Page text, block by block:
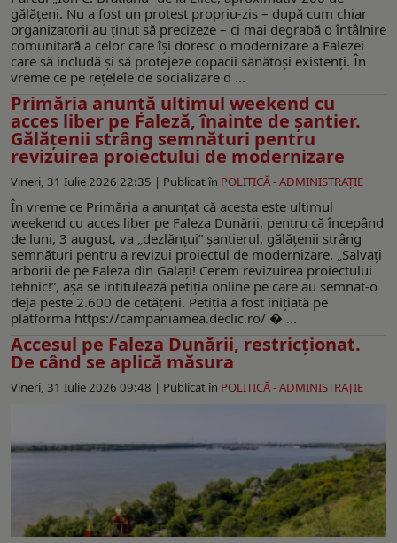
gălăţeni. Nu a fost un protest propriu-zis – după cum chiar
organizatorii au ţinut să precizeze – ci mai degrabă o întâlnire
comunitară a celor care îşi doresc o modernizare a Falezei
care să includă şi să protejeze copacii sănătoşi existenţi. În
vreme ce pe reţelele de socializare d ...
Primăria anunţă ultimul weekend cu
acces liber pe Faleză, înainte de şantier.
Gălăţenii strâng semnături pentru
revizuirea proiectului de modernizare
Vineri, 31 Iulie 2026 22:35 | Publicat în POLITICĂ - ADMINISTRAŢIE
În vreme ce Primăria a anunţat că acesta este ultimul
weekend cu acces liber pe Faleza Dunării, pentru că începând
de luni, 3 august, va „dezlănţui” şantierul, gălăţenii strâng
semnături pentru a revizui proiectul de modernizare. „Salvați
arborii de pe Faleza din Galați! Cerem revizuirea proiectului
tehnic!”, aşa se intitulează petiţia online pe care au semnat-o
deja peste 2.600 de cetăţeni. Petiţia a fost iniţiată pe
platforma https://campaniamea.declic.ro/ � ...
Accesul pe Faleza Dunării, restricţionat.
De când se aplică măsura
Vineri, 31 Iulie 2026 09:48 | Publicat în POLITICĂ - ADMINISTRAŢIE